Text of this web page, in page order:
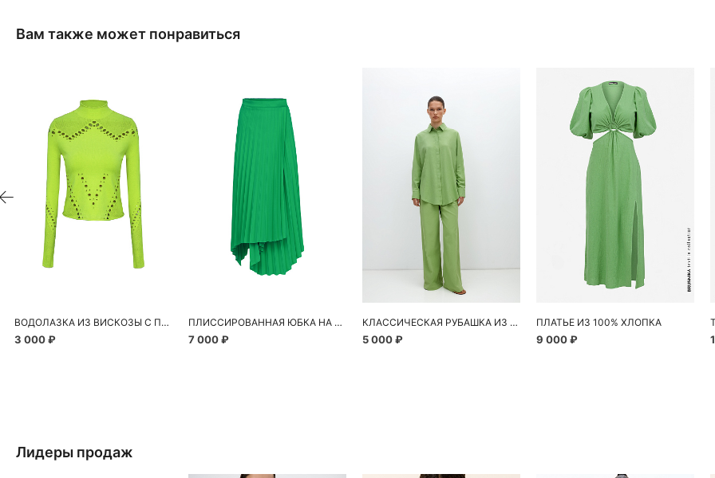
Вам также может понравиться
ВОДОЛАЗКА ИЗ ВИСКОЗЫ С ПЕРФОРАЦИЕЙ
3 000 ₽
ПЛИССИРОВАННАЯ ЮБКА НА ЗАПАХ
7 000 ₽
КЛАССИЧЕСКАЯ РУБАШКА ИЗ 100% ХЛОПКА
5 000 ₽
ПЛАТЬЕ ИЗ 100% ХЛОПКА
9 000 ₽
Лидеры продаж